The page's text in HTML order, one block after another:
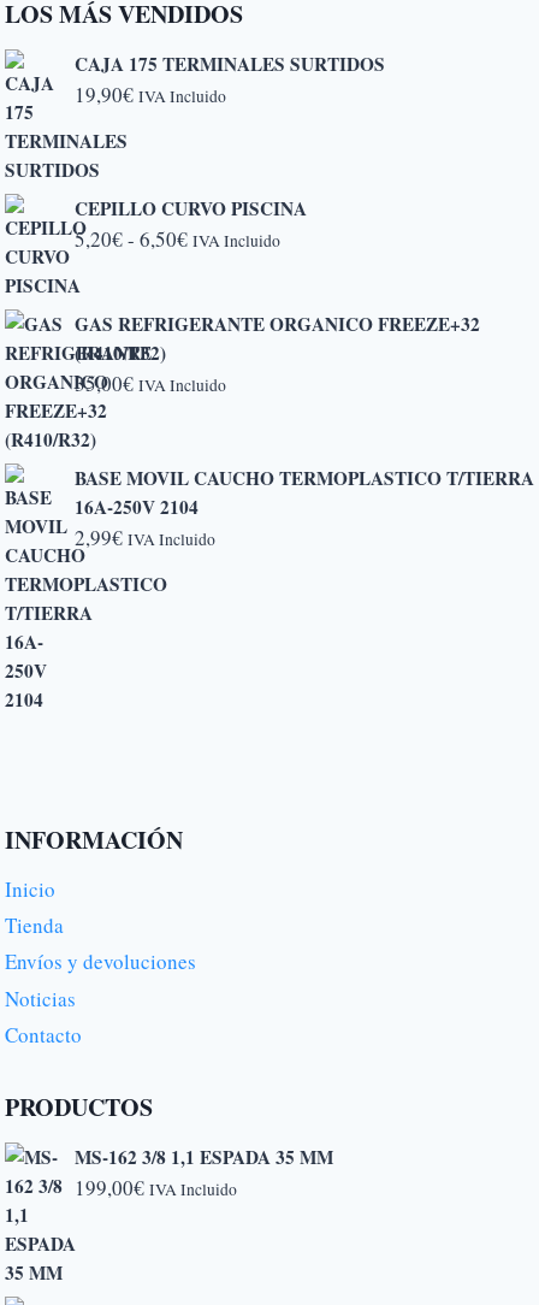
LOS MÁS VENDIDOS
CAJA 175 TERMINALES SURTIDOS
19,90€ IVA Incluido
CEPILLO CURVO PISCINA
5,20€- 6,50€Rango
desde
hasta
IVA Incluido
GAS REFRIGERANTE ORGANICO FREEZE+32
(R410/R32)
35,00€ IVA Incluido
BASE MOVIL CAUCHO TERMOPLASTICO T/TIERRA
16A-250V 2104
2,99€ IVA Incluido
INFORMACIÓN
Inicio
Tienda
Envíos y devoluciones
Noticias
Contacto
PRODUCTOS
MS-162 3/8 1,1 ESPADA 35 MM
199,00€ IVA Incluido